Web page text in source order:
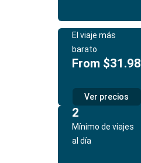
El viaje más
barato
From $31.98
Ver precios
2
Mínimo de viajes
al día